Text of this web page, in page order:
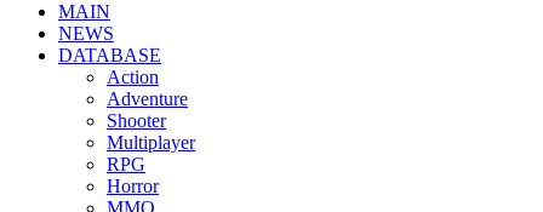
MAIN
NEWS
DATABASE
Action
Adventure
Shooter
Multiplayer
RPG
Horror